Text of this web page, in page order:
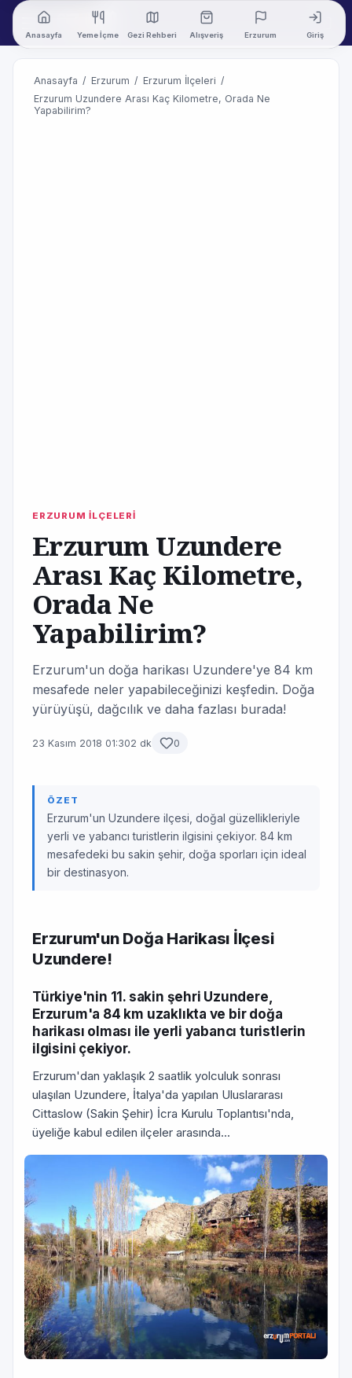
Anasayfa Yeme İçme Gezi Rehberi Alışveriş Erzurum Giriş
Anasayfa / Erzurum / Erzurum İlçeleri /
Erzurum Uzundere Arası Kaç Kilometre, Orada Ne
Yapabilirim?
ERZURUM İLÇELERİ
Erzurum Uzundere
Arası Kaç Kilometre,
Orada Ne
Yapabilirim?
Erzurum'un doğa harikası Uzundere'ye 84 km
mesafede neler yapabileceğinizi keşfedin. Doğa
yürüyüşü, dağcılık ve daha fazlası burada!
23 Kasım 2018 01:302 dk 0
ÖZET
Erzurum'un Uzundere ilçesi, doğal güzellikleriyle
yerli ve yabancı turistlerin ilgisini çekiyor. 84 km
mesafedeki bu sakin şehir, doğa sporları için ideal
bir destinasyon.
Erzurum'un Doğa Harikası İlçesi
Uzundere!
Türkiye'nin 11. sakin şehri Uzundere,
Erzurum'a 84 km uzaklıkta ve bir doğa
harikası olması ile yerli yabancı turistlerin
ilgisini çekiyor.
Erzurum'dan yaklaşık 2 saatlik yolculuk sonrası
ulaşılan Uzundere, İtalya'da yapılan Uluslararası
Cittaslow (Sakin Şehir) İcra Kurulu Toplantısı'nda,
üyeliğe kabul edilen ilçeler arasında...